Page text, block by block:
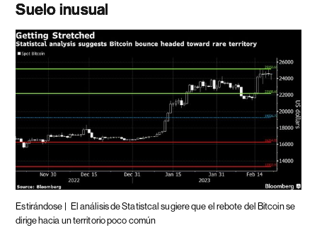
Suelo inusual
Estirándose | El análisis de Statistcal sugiere que el rebote del Bitcoin se
dirige hacia un territorio poco común